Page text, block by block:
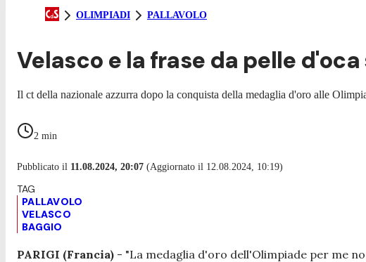
OLIMPIADI PALLAVOLO
Velasco e la frase da pelle
Il ct della nazionale azzurra dopo la conquista della medaglia d'oro alle
2 min
Pubblicato il 11.08.2024, 20:07 (Aggiornato il 12.08.2024, 10:19)
PALLAVOLO
VELASCO
BAGGIO
PARIGI (Francia) - "La medaglia d'oro dell'Olimpiade per me